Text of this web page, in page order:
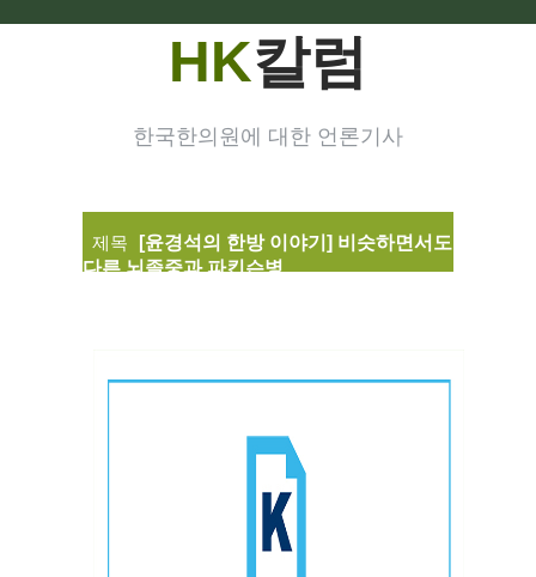
HK칼럼
한국한의원에 대한 언론기사
제목
[윤경석의 한방 이야기] 비슷하면서도
다른 뇌졸중과 파킨슨병